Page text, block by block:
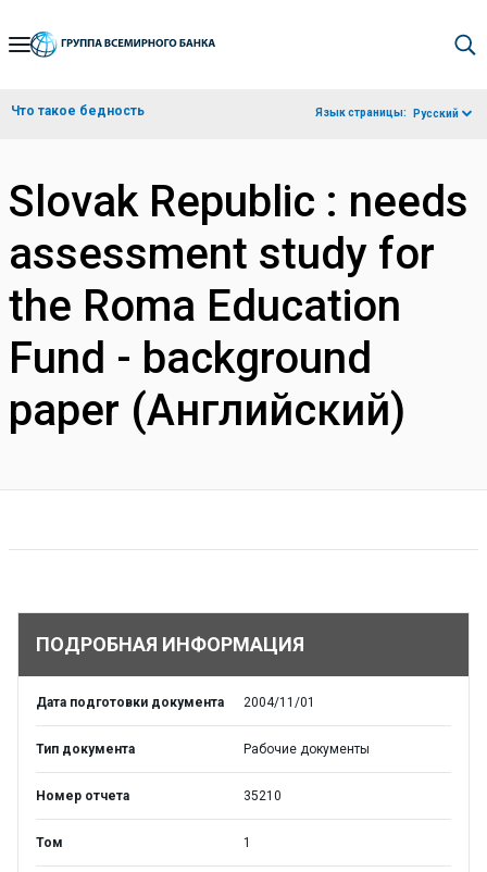
Skip
Navigation
Что такое бедность Язык страницы: Русский
Slovak Republic : needs
assessment study for
the Roma Education
Fund - background
paper (Английский)
ПОДРОБНАЯ ИНФОРМАЦИЯ
Дата подготовки документа 2004/11/01
Тип документа Рабочие документы
Номер отчета 35210
Том 1